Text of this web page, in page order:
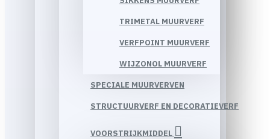
TRIMETAL MUURVERF
VERFPOINT MUURVERF
WIJZONOL MUURVERF
SPECIALE MUURVERVEN
STRUCTUURVERF EN DECORATIEVERF
VOORSTRIJKMIDDEL